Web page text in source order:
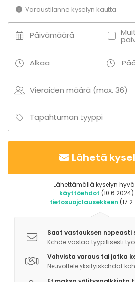
Varaustilanne kyselyn kautta
Päivämäärä
Alkaa
Vieraiden määrä (max. 36)
Tapahtuman tyyppi
Lähetä
Lähettämällä kyselyn
käyttöehdot
tietosuojalausekkeen
Saat vastauksen nopeasti
Kohde vastaa tyypillisesti
Vahvista varaus tai jatka
Neuvottele yksityiskohdat